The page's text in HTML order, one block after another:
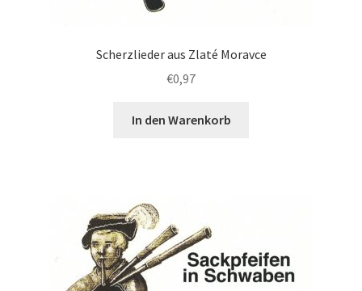
Scherzlieder aus Zlaté Moravce
€0,97
In den Warenkorb